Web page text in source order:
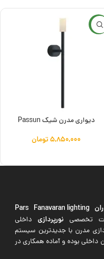
جدید
دیواری مدرن شیک Passun
۵,۸۵۰,۰۰۰تومان
Pars Fanavaran lighting
تخصصی نورپردازی داخلی
مدرن با جدیدترین سیستم
داخلی بوده و آماده همکاری در